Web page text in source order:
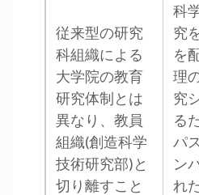
従来型の研究
科組織による
大学院の教育
研究体制とは
異なり、教員
組織(創造科学
技術研究部)と
切り離すこと
科
究
を
理
究
る
パ
ン
れ